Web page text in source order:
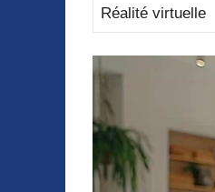
Réalité virtuelle